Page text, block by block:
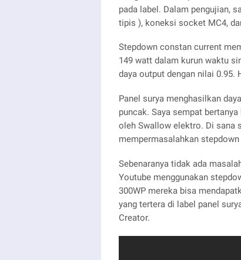
pada label. Dalam pengujian,
tipis ), koneksi socket MC4,
Stepdown constan current
149 watt dalam kurun waktu
daya output dengan nilai 0.95.
Panel surya menghasilkan
puncak. Saya sempat
oleh Swallow elektro. Di sana
mempermasalahkan stepdown
Sebenaranya tidak ada
Youtube menggunakan
300WP mereka bisa
yang tertera di label panel
Creator.